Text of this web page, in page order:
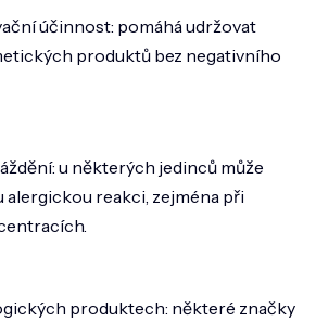
účinnost: pomáhá udržovat
produktů bez negativního
u některých jedinců může
alergickou reakci, zejména při
produktech: některé značky